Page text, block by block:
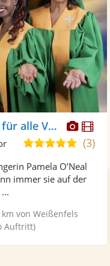
Fotos
Amerikanischer Gospelchor für alle Veranstaltungen
5,0
5
(3)
Pamela O’Neal
immer sie auf der
km von Weißenfels
Auftritt)